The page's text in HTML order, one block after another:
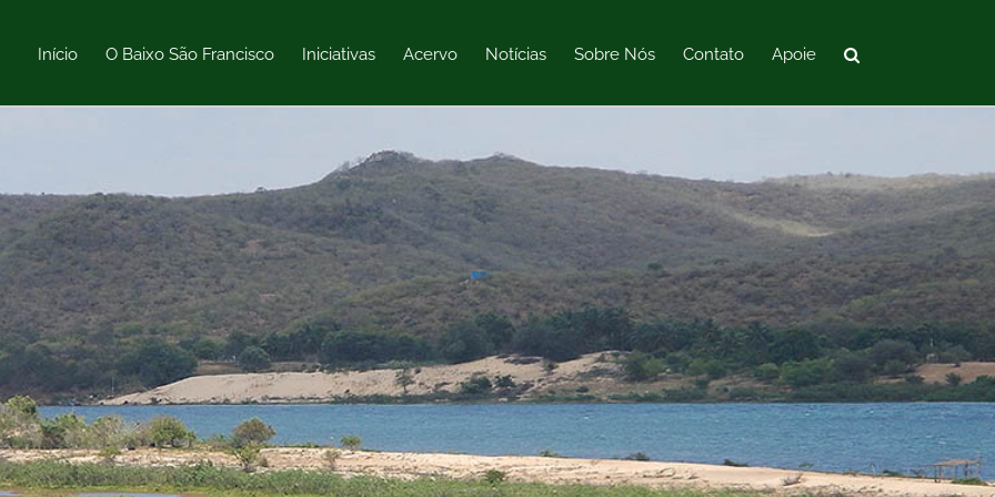
Início O Baixo São Francisco Iniciativas Acervo Notícias Sobre Nós Contato Apoie